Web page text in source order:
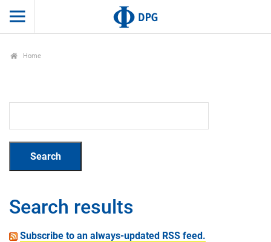
Home
Search results
Subscribe to an always-updated RSS feed.